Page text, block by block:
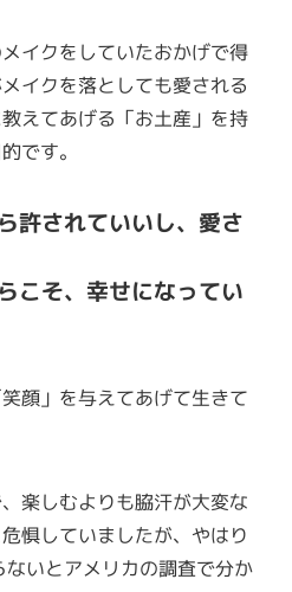
イクをしていたおかげで得
イクを落としても愛される
えてあげる「お土産」を持
です。
許されていいし、愛さ
こそ、幸せになってい
顔」を与えてあげて生きて
楽しむよりも脇汗が大変な
惧していましたが、やはり
いとアメリカの調査で分か